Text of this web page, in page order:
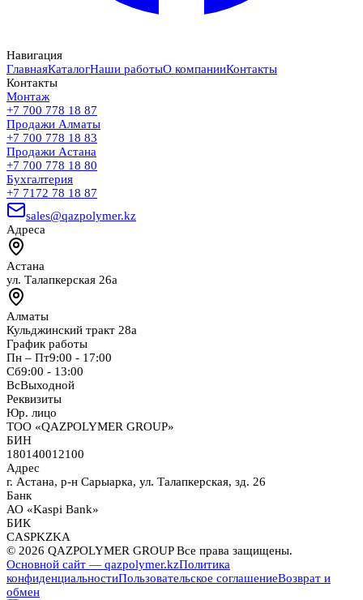
Навигация
ГлавнаяКаталогНаши работыО компанииКонтакты
Контакты
Монтаж
+7 700 778 18 87
Продажи Алматы
+7 700 778 18 83
Продажи Астана
+7 700 778 18 80
Бухгалтерия
+7 7172 78 18 87
sales@qazpolymer.kz
Адреса
Астана
ул. Талапкерская 26а
Алматы
Кульджинский тракт 28а
График работы
Пн – Пт9:00 - 17:00
Сб9:00 - 13:00
ВсВыходной
Реквизиты
Юр. лицо
ТОО «QAZPOLYMER GROUP»
БИН
180140012100
Адрес
г. Астана, р-н Сарыарка, ул. Талапкерская, зд. 26
Банк
АО «Kaspi Bank»
БИК
CASPKZKA
© 2026 QAZPOLYMER GROUP Все права защищены.
Основной сайт — qazpolymer.kzПолитика
конфиденциальностиПользовательское соглашениеВозврат и
обмен